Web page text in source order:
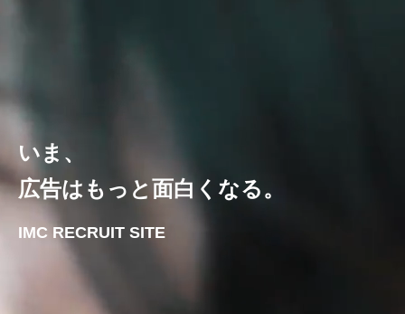
いま、
広告はもっと面白くなる。
IMC RECRUIT SITE